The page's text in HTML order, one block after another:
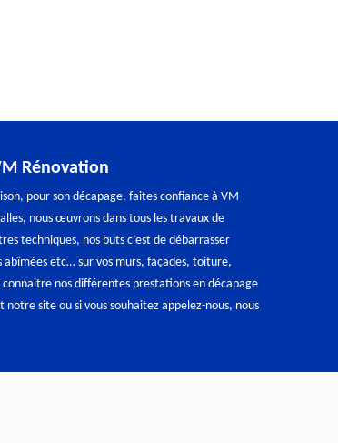
Rénovation
pour son décapage, faites confiance à VM
nous œuvrons dans tous les travaux de
techniques, nos buts c’est de débarrasser
abîmées etc… sur vos murs, façades, toiture,
connaitre nos différentes prestations en décapage
site ou si vous souhaitez appelez-nous, nous